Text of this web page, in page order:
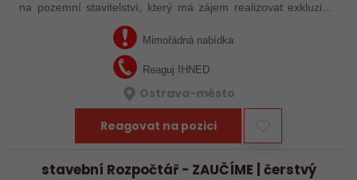
na pozemní stavitelství, který má zájem realizovat exkluzivní
stavební projekty v Moravskoslezském kraji.
Mimořádná nabídka
Reaguj IHNED
Ostrava-město
Reagovat na pozici
stavební Rozpočtář - ZAUČÍME | čerstvý